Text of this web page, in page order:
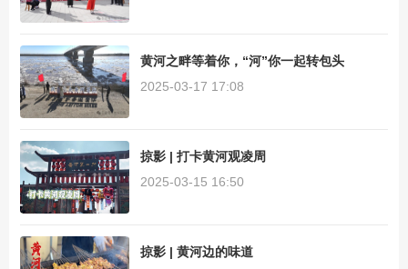
黄河之畔等着你，“河”你一起转包头
2025-03-17 17:08
掠影 | 打卡黄河观凌周
2025-03-15 16:50
掠影 | 黄河边的味道